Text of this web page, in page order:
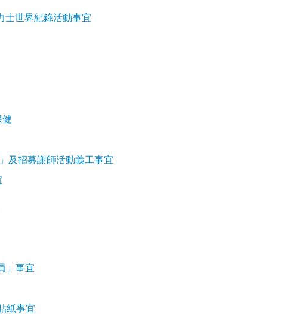
士世界紀錄活動事宜
及招募謝師活動義工事宜
」事宜
紙事宜